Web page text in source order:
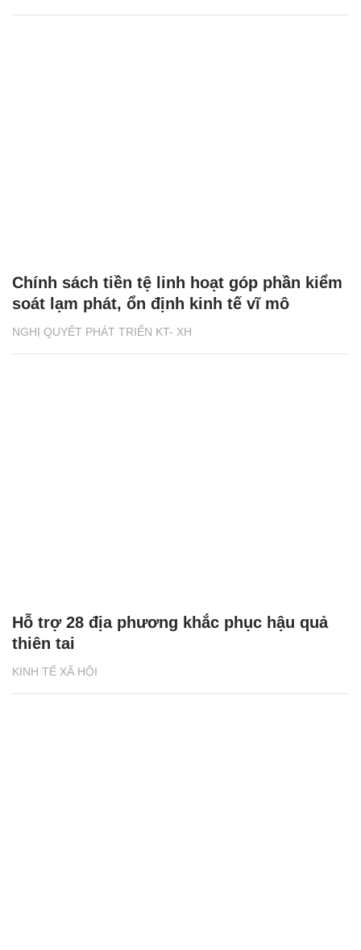
NGHỊ QUYẾT PHÁT TRIỂN KT- XH
Chính sách tiền tệ linh hoạt góp phần kiểm
soát lạm phát, ổn định kinh tế vĩ mô
KINH TẾ XÃ HỘI
Hỗ trợ 28 địa phương khắc phục hậu quả
thiên tai